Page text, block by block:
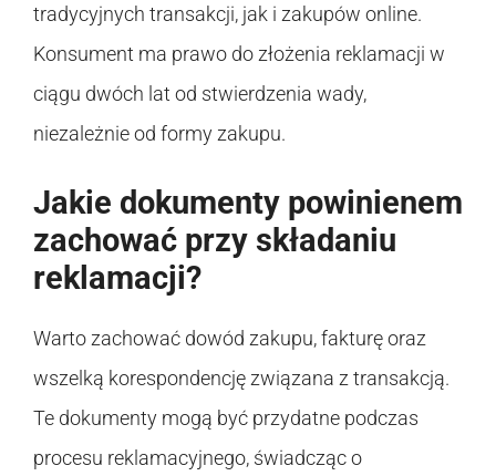
tradycyjnych transakcji, jak i zakupów online.
Konsument ma prawo do złożenia reklamacji w
ciągu dwóch lat od stwierdzenia wady,
niezależnie od formy zakupu.
Jakie dokumenty powinienem
zachować przy składaniu
reklamacji?
Warto zachować dowód zakupu, fakturę oraz
wszelką korespondencję związana z transakcją.
Te dokumenty mogą być przydatne podczas
procesu reklamacyjnego, świadcząc o